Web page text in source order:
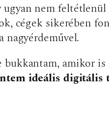
ugyan nem
cégek sikerében
nagyérdeművel.
amikor is
ideális